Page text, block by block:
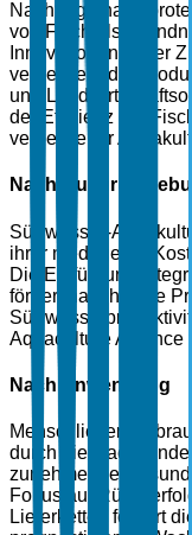
Nachfrage nach
von Fisch als
Innovationen in der
verbessern die
und
der Effizienz der
verbesserter
Nach
Süßwasser-
ihrer niedrigeren
Die Einführung
fördert nachhaltige
Aquaculture Alliance
Nach Anwendung
Menschlicher
durch die
zunehmende
Fokus auf
Lieferketten fördert